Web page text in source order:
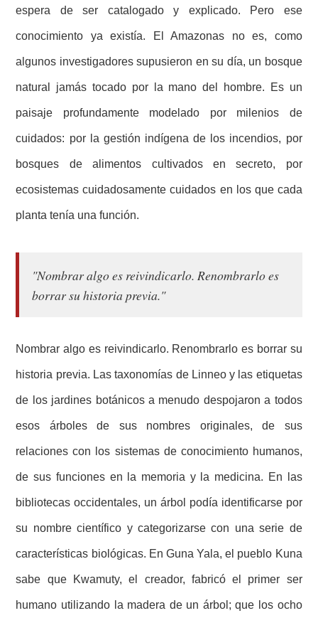
espera de ser catalogado y explicado. Pero ese
conocimiento ya existía. El Amazonas no es, como
algunos investigadores supusieron en su día, un bosque
natural jamás tocado por la mano del hombre. Es un
paisaje profundamente modelado por milenios de
cuidados: por la gestión indígena de los incendios, por
bosques de alimentos cultivados en secreto, por
ecosistemas cuidadosamente cuidados en los que cada
planta tenía una función.
"Nombrar algo es reivindicarlo. Renombrarlo es
borrar su historia previa."
Nombrar algo es reivindicarlo. Renombrarlo es borrar su
historia previa. Las taxonomías de Linneo y las etiquetas
de los jardines botánicos a menudo despojaron a todos
esos árboles de sus nombres originales, de sus
relaciones con los sistemas de conocimiento humanos,
de sus funciones en la memoria y la medicina. En las
bibliotecas occidentales, un árbol podía identificarse por
su nombre científico y categorizarse con una serie de
características biológicas. En Guna Yala, el pueblo Kuna
sabe que Kwamuty, el creador, fabricó el primer ser
humano utilizando la madera de un árbol; que los ocho